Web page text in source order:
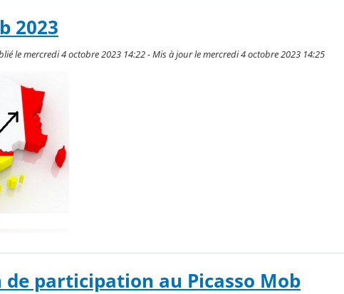
2023
le mercredi 4 octobre 2023 14:22 - Mis à jour le mercredi 4 octobre 2023 14:25
participation au Picasso Mob